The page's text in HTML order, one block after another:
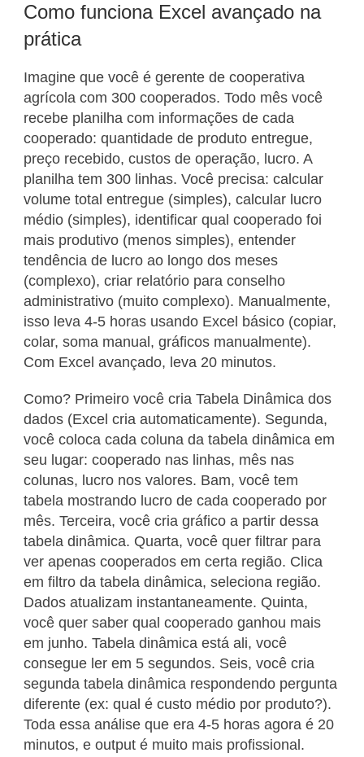
Como funciona Excel avançado na
prática
Imagine que você é gerente de cooperativa
agrícola com 300 cooperados. Todo mês você
recebe planilha com informações de cada
cooperado: quantidade de produto entregue,
preço recebido, custos de operação, lucro. A
planilha tem 300 linhas. Você precisa: calcular
volume total entregue (simples), calcular lucro
médio (simples), identificar qual cooperado foi
mais produtivo (menos simples), entender
tendência de lucro ao longo dos meses
(complexo), criar relatório para conselho
administrativo (muito complexo). Manualmente,
isso leva 4-5 horas usando Excel básico (copiar,
colar, soma manual, gráficos manualmente).
Com Excel avançado, leva 20 minutos.
Como? Primeiro você cria Tabela Dinâmica dos
dados (Excel cria automaticamente). Segunda,
você coloca cada coluna da tabela dinâmica em
seu lugar: cooperado nas linhas, mês nas
colunas, lucro nos valores. Bam, você tem
tabela mostrando lucro de cada cooperado por
mês. Terceira, você cria gráfico a partir dessa
tabela dinâmica. Quarta, você quer filtrar para
ver apenas cooperados em certa região. Clica
em filtro da tabela dinâmica, seleciona região.
Dados atualizam instantaneamente. Quinta,
você quer saber qual cooperado ganhou mais
em junho. Tabela dinâmica está ali, você
consegue ler em 5 segundos. Seis, você cria
segunda tabela dinâmica respondendo pergunta
diferente (ex: qual é custo médio por produto?).
Toda essa análise que era 4-5 horas agora é 20
minutos, e output é muito mais profissional.